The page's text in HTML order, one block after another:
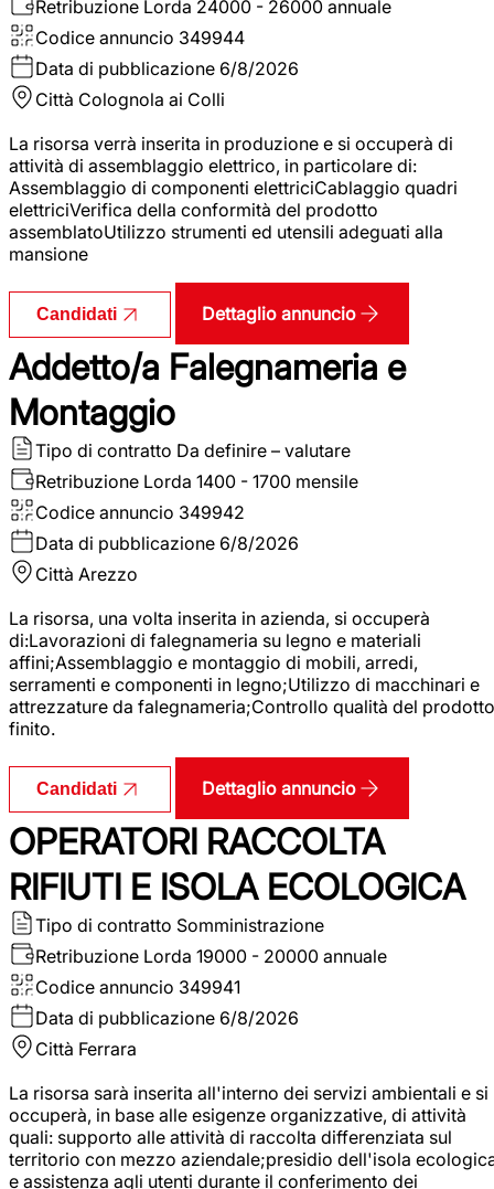
Retribuzione Lorda 24000 - 26000 annuale
Codice annuncio 349944
Data di pubblicazione 6/8/2026
Città Colognola ai Colli
La risorsa verrà inserita in produzione e si occuperà di
attività di assemblaggio elettrico, in particolare di:
Assemblaggio di componenti elettriciCablaggio quadri
elettriciVerifica della conformità del prodotto
assemblatoUtilizzo strumenti ed utensili adeguati alla
mansione
Candidati Dettaglio annuncio
Addetto/a Falegnameria e
Montaggio
Tipo di contratto Da definire – valutare
Retribuzione Lorda 1400 - 1700 mensile
Codice annuncio 349942
Data di pubblicazione 6/8/2026
Città Arezzo
La risorsa, una volta inserita in azienda, si occuperà
di:Lavorazioni di falegnameria su legno e materiali
affini;Assemblaggio e montaggio di mobili, arredi,
serramenti e componenti in legno;Utilizzo di macchinari e
attrezzature da falegnameria;Controllo qualità del prodotto
finito.
Candidati Dettaglio annuncio
OPERATORI RACCOLTA
RIFIUTI E ISOLA ECOLOGICA
Tipo di contratto Somministrazione
Retribuzione Lorda 19000 - 20000 annuale
Codice annuncio 349941
Data di pubblicazione 6/8/2026
Città Ferrara
La risorsa sarà inserita all'interno dei servizi ambientali e si
occuperà, in base alle esigenze organizzative, di attività
quali: supporto alle attività di raccolta differenziata sul
territorio con mezzo aziendale;presidio dell'isola
e assistenza agli utenti durante il conferimento dei